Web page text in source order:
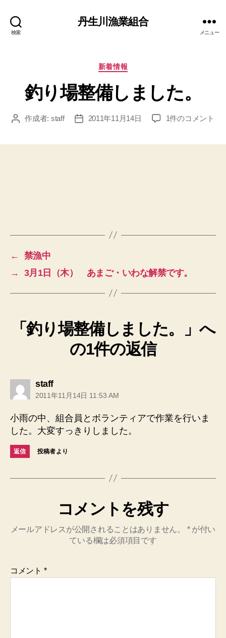
検索
丹生川漁業組合
メニュー
カ
ゴ
リ
新着情報
釣り場整備しました。
投 作成者: staff
投
2011年11月14日
釣
1件のコメント
←
禁漁中
→
3月1日（木） あまご・いわな解禁です。
「釣り場整備しました。」へ
の1件の返信
staffの
発
言:
2011年11月14日 11:53 AM
小雨の中、組合員とボランティアで作業を行いま
した。大変すっきりしました。
返信 投稿者より
コメントを残す
メールアドレスが公開されることはありません。 *が付い
ている欄は必須項目です
コメント *